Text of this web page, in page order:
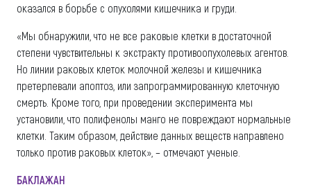
оказался в борьбе с опухолями кишечника и груди.
«Мы обнаружили, что не все раковые клетки в достаточной
степени чувствительны к экстракту противоопухолевых агентов.
Но линии раковых клеток молочной железы и кишечника
претерпевали апоптоз, или запрограммированную клеточную
смерть. Кроме того, при проведении эксперимента мы
установили, что полифенолы манго не повреждают нормальные
клетки. Таким образом, действие данных веществ направлено
только против раковых клеток», – отмечают ученые.
БАКЛАЖАН